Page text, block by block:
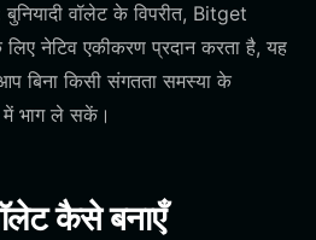
बुनियादी वॉलेट के विपरीत, Bitget
नेटिव एकीकरण प्रदान करता है, यह
बिना किसी संगतता समस्या के
में भाग ले सकें।
कैसे बनाएँ